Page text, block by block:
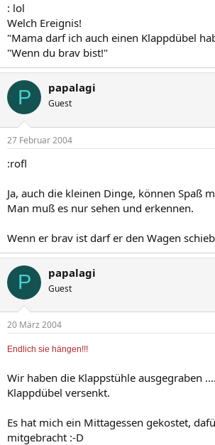
: lol
Welch Ereignis!
"Mama darf ich auch einen Klappdübel
"Wenn du brav bist!"
P papalagi
Guest
27 Februar 2004
:rofl
Ja, auch die kleinen Dinge, können Spaß
Man muß es nur sehen und erkennen.
Wenn er brav ist darf er den Wagen
P papalagi
Guest
20 März 2004
Endlich sie hängen!!!
Wir haben die Klappstühle ausgegraben
Klappdübel versenkt.
Es hat mich ein Mittagessen gekostet,
mitgebracht :-D